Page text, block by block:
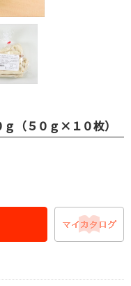
（５０ｇ×１０枚）